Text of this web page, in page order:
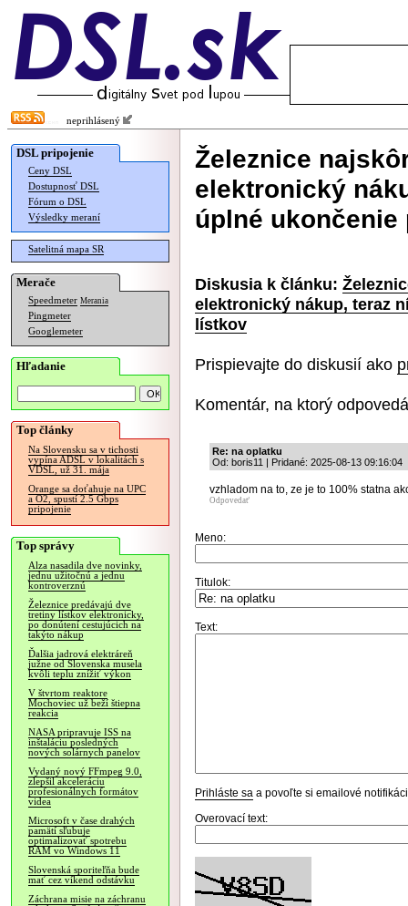
neprihlásený
DSL pripojenie
Ceny DSL
Dostupnosť DSL
Fórum o DSL
Výsledky meraní
Satelitná mapa SR
Merače
Speedmeter Merania
Pingmeter
Googlemeter
Hľadanie
Top články
Na Slovensku sa v tichosti
vypína ADSL v lokalitách s
VDSL, už 31. mája
Orange sa doťahuje na UPC
a O2, spustí 2.5 Gbps
pripojenie
Top správy
Alza nasadila dve novinky,
jednu užitočnú a jednu
kontroverznú
Železnice predávajú dve
tretiny lístkov elektronicky,
po donútení cestujúcich na
takýto nákup
Ďalšia jadrová elektráreň
južne od Slovenska musela
kvôli teplu znížiť výkon
V štvrtom reaktore
Mochoviec už beží štiepna
reakcia
NASA pripravuje ISS na
inštaláciu posledných
nových solárnych panelov
Vydaný nový FFmpeg 9.0,
zlepšil akceleráciu
profesionálnych formátov
videa
Microsoft v čase drahých
pamätí sľubuje
optimalizovať spotrebu
RAM vo Windows 11
Slovenská sporiteľňa bude
mať cez víkend odstávku
Záchrana misie na záchranu
Železnice
elektronický
úplné
Diskusia k článku:
elektronický nákup, teraz
lístkov
Prispievajte do diskusií ako
Komentár, na ktorý
Re: na oplatku
Od: boris11 | Pridané: 2025-08-13 09:16:04
vzhladom na to, ze je to 100% statna
Odpovedať
Meno:
Titulok:
Text:
Prihláste sa a povoľte si emailové
Overovací text: